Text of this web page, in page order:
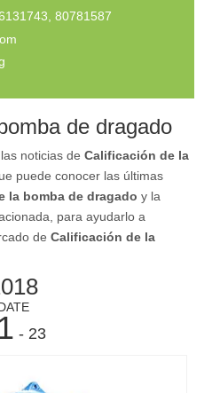
80781587
de dragado
noticias de Calificación de la
puede conocer las últimas
la bomba de dragado y la
para ayudarlo a
de Calificación de la
- 23